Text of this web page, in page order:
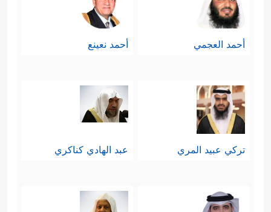
أحمد العجمي أحمد نعينع
تركي عبيد المري عبد الهادي كناكري